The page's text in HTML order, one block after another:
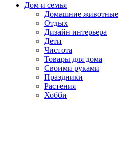
Дом и семья
Домашние животные
Отдых
Дизайн интерьера
Дети
Чистота
Товары для дома
Своими руками
Праздники
Растения
Хобби